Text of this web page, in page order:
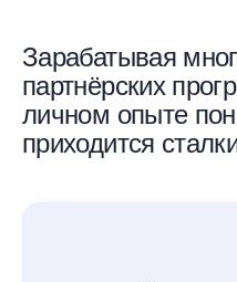
Зарабатывая
партнёрских
личном опыте
приходится